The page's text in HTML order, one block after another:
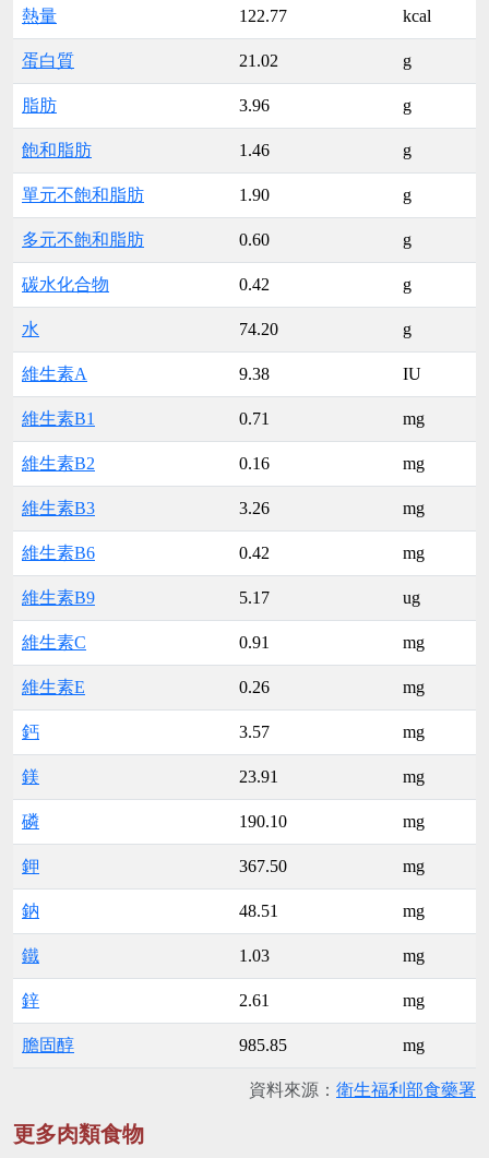
熱量 122.77 kcal
蛋白質 21.02 g
脂肪 3.96 g
飽和脂肪 1.46 g
單元不飽和脂肪 1.90 g
多元不飽和脂肪 0.60 g
碳水化合物 0.42 g
水 74.20 g
維生素A 9.38 IU
維生素B1 0.71 mg
維生素B2 0.16 mg
維生素B3 3.26 mg
維生素B6 0.42 mg
維生素B9 5.17 ug
維生素C 0.91 mg
維生素E 0.26 mg
鈣 3.57 mg
鎂 23.91 mg
磷 190.10 mg
鉀 367.50 mg
鈉 48.51 mg
鐵 1.03 mg
鋅 2.61 mg
膽固醇 985.85 mg
資料來源： 衛生福利部食藥署
更多肉類食物